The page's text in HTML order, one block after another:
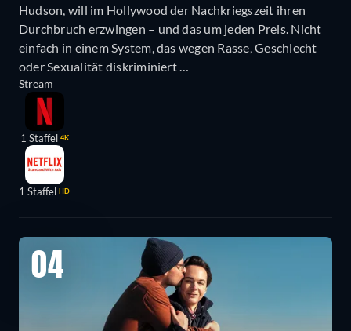
Hudson, will im Hollywood der Nachkriegszeit ihren
Durchbruch erzwingen – und das um jeden Preis. Nicht
einfach in einem System, das wegen Rasse, Geschlecht
oder Sexualität diskriminiert …
Stream
1 Staffel 4K
1 Staffel HD
04